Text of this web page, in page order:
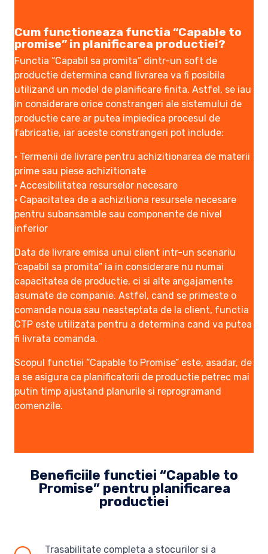
Cum functioneaza functia “Capable to
promise” in planificarea productiei?
Functia “Capabil sa promita” dintr-un soft de
productie determina cand livrarea va fi posibila
utilizand un model de planificare finita. Astfel, se iau
in considerare orice constrangeri ale sistemului de
productie care ar putea impiedica procesul de
fabricatie, iar aceste constrangeri pot include:
• Termenii de livrare pentru achizitionarea de materii
prime sau piese achizitionate
• Accesibilitatea resurselor necesare
• Capacitatea de a achizitiona resursele necesare
pentru subansamble sau componente de nivel
inferior
Data de livrare emisa unui client intr-un scenariu
“capabil sa promita” ia in considerare nu numai
capacitatea de productie, ci si alte angajamente
asumate de companie. Astfel, cand se primeste o
comanda noua sau neasteptata de la client, functia
CTP este utilizata pentru a determina cand va putea
fi livrata comanda.
Scopul functiei “Capable to Promise” este, asadar, de
a se asigura ca planificatorii de productie petrec mai
putin timp ajustand planurile si reprogramand
comenzile.
Beneficiile functiei “Capable to
Promise” pentru planificarea
productiei
Trasabilitate completa a stocurilor si a